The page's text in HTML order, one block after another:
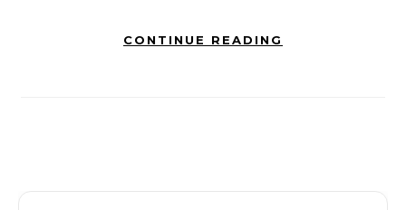
CONTINUE READING